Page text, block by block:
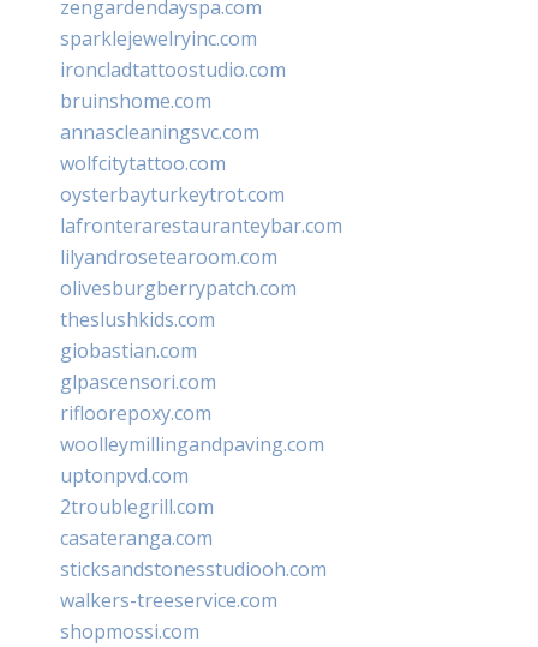
zengardendayspa.com
sparklejewelryinc.com
ironcladtattoostudio.com
bruinshome.com
annascleaningsvc.com
wolfcitytattoo.com
oysterbayturkeytrot.com
lafronterarestauranteybar.com
lilyandrosetearoom.com
olivesburgberrypatch.com
theslushkids.com
giobastian.com
glpascensori.com
rifloorepoxy.com
woolleymillingandpaving.com
uptonpvd.com
2troublegrill.com
casateranga.com
sticksandstonesstudiooh.com
walkers-treeservice.com
shopmossi.com